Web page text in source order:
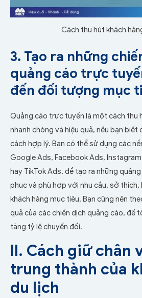
Cách thu hút khách
3. Tạo ra những
quảng cáo trực
đến đối tượng mục
Quảng cáo trực tuyến là một cách thu
nhanh chóng và hiệu quả, nếu bạn
cách hợp lý. Bạn có thể sử dụng các
Google Ads, Facebook Ads,
hay TikTok Ads, để tạo ra những
phục và phù hợp với nhu cầu, sở thích,
khách hàng mục tiêu. Bạn cũng nên
quả của các chiến dịch quảng cáo, để
tăng tỷ lệ chuyển đổi.
II. Cách giữ chân
trung thành của
du lịch